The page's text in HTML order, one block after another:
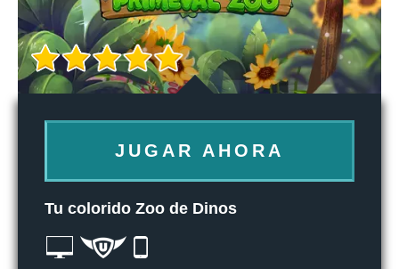
JUGAR AHORA
Tu colorido Zoo de Dinos